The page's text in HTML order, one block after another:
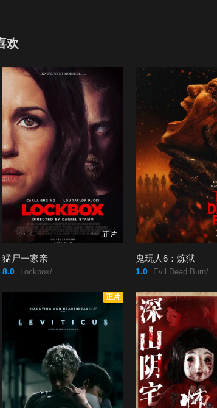
欢
正片
猛尸一家亲
8.0 Lockbox/
鬼玩人6：炼狱
1.0 Evil Dead Burn/
正片